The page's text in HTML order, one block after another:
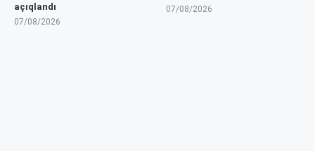
açıqlandı
07/08/2026
07/08/2026